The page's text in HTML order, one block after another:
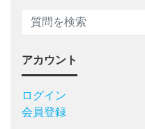
アカウント
ログイン
会員登録